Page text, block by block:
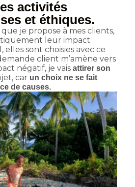
activités
et éthiques.
je propose à mes clients,
leur impact
sont choisies avec ce
client m’amène vers
négatif, je vais attirer son
car un choix ne se fait
de causes.